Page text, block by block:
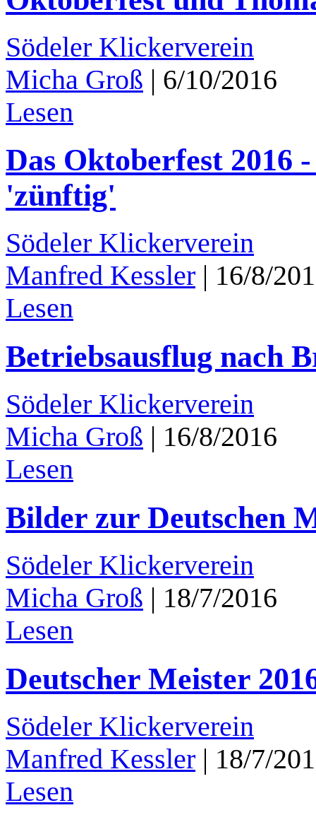
Södeler Klickerverein
Micha Groß | 6/10/2016
Lesen
Das Oktoberfest 2016
'zünftig'
Södeler Klickerverein
Manfred Kessler | 16/8/
Lesen
Betriebsausflug nach
Södeler Klickerverein
Micha Groß | 16/8/2016
Lesen
Bilder zur Deutschen
Södeler Klickerverein
Micha Groß | 18/7/2016
Lesen
Deutscher Meister
Södeler Klickerverein
Manfred Kessler | 18/7/
Lesen